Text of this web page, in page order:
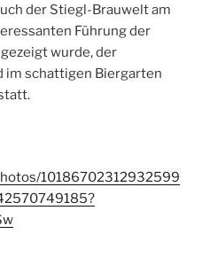
der Stiegl-Brauwelt am
Führung der
wurde, der
im schattigen Biergarten
10186702312932599